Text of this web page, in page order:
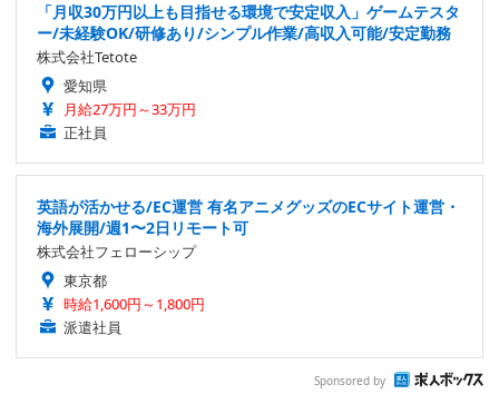
「月収30万円以上も目指せる環境で安定収入」ゲームテスタ
ー/未経験OK/研修あり/シンプル作業/高収入可能/安定勤務
株式会社Tetote
愛知県
月給27万円～33万円
正社員
英語が活かせる/EC運営 有名アニメグッズのECサイト運営・
海外展開/週1〜2日リモート可
株式会社フェローシップ
東京都
時給1,600円～1,800円
派遣社員
Sponsored by